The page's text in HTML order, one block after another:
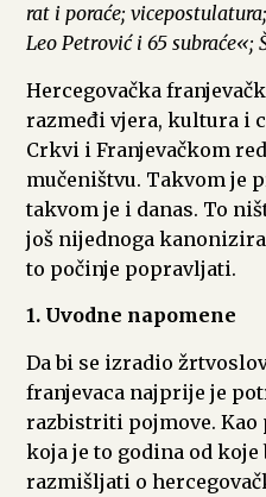
rat i poraće;
Leo Petrović i 65 subraće«;
Hercegovačka
razmeđi vjera, kultura i
Crkvi i Franjevačkom
mučeništvu. Takvom je
takvom je i danas. To
još nijednoga
to počinje popravljati.
1. Uvodne napomene
Da bi se izradio
franjevaca najprije je
razbistriti pojmove. Kao
koja je to godina od koje
razmišljati o